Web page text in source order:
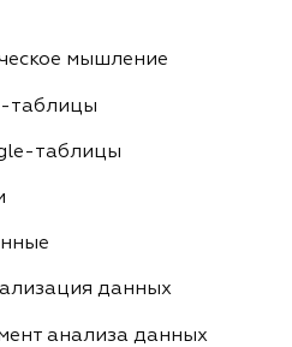
мышление
таблицы
таблицы
данных
анализа данных